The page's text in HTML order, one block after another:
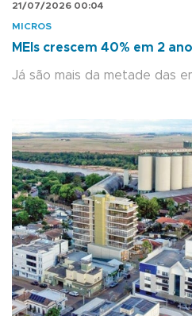
21/07/2026 00:04
MICROS
MEIs crescem 40% em 2
Já são mais da metade das